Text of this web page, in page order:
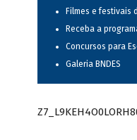
Filmes e festivais
Receba a
Concursos para
Galeria BNDES